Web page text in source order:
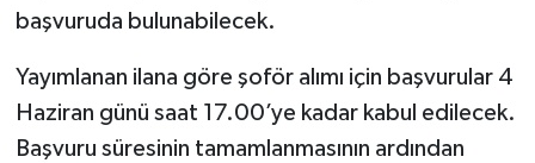
başvuruda bulunabilecek.
Yayımlanan ilana göre şoför alımı için başvurular 4
Haziran günü saat 17.00’ye kadar kabul edilecek.
Başvuru süresinin tamamlanmasının ardından
Siyaset
Spor
Teknoloji